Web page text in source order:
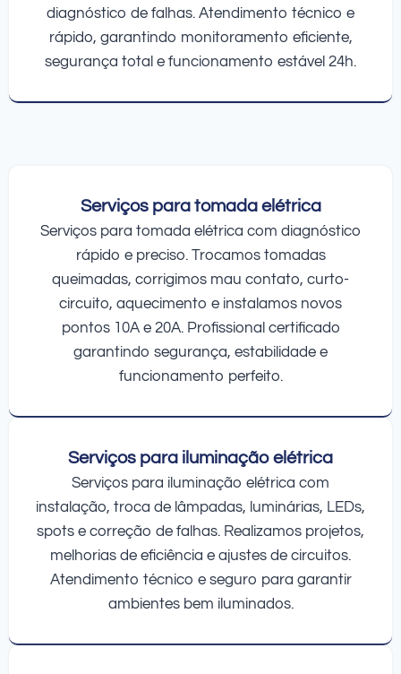
diagnóstico de falhas. Atendimento técnico e
rápido, garantindo monitoramento eficiente,
segurança total e funcionamento estável 24h.
Serviços para tomada elétrica
Serviços para tomada elétrica com diagnóstico
rápido e preciso. Trocamos tomadas
queimadas, corrigimos mau contato, curto-
circuito, aquecimento e instalamos novos
pontos 10A e 20A. Profissional certificado
garantindo segurança, estabilidade e
funcionamento perfeito.
Serviços para iluminação elétrica
Serviços para iluminação elétrica com
instalação, troca de lâmpadas, luminárias, LEDs,
spots e correção de falhas. Realizamos projetos,
melhorias de eficiência e ajustes de circuitos.
Atendimento técnico e seguro para garantir
ambientes bem iluminados.